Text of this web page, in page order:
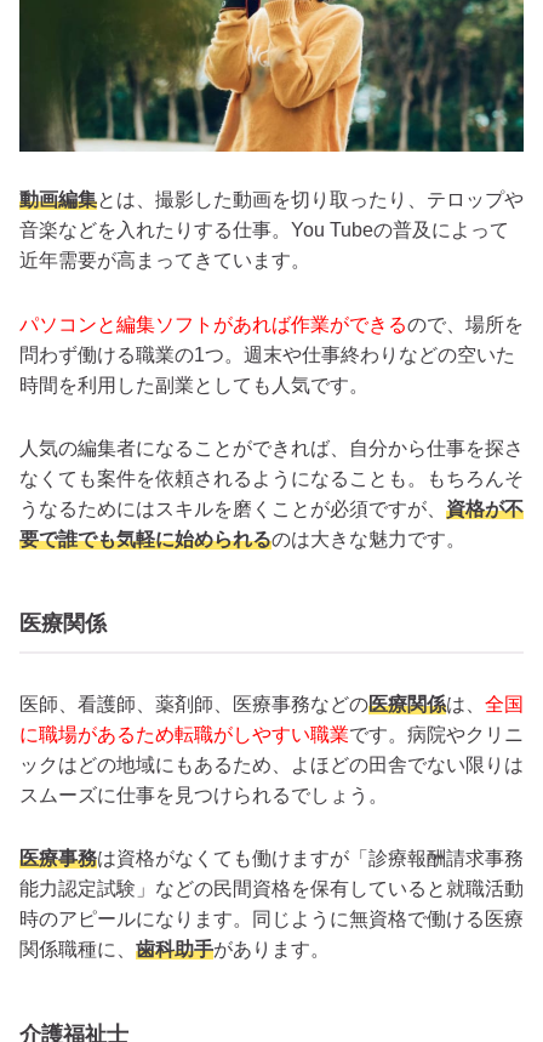
動画編集とは、撮影した動画を切り取ったり、テロップや
音楽などを入れたりする仕事。You Tubeの普及によって
近年需要が高まってきています。
パソコンと編集ソフトがあれば作業ができるので、場所を
問わず働ける職業の1つ。週末や仕事終わりなどの空いた
時間を利用した副業としても人気です。
人気の編集者になることができれば、自分から仕事を探さ
なくても案件を依頼されるようになることも。もちろんそ
うなるためにはスキルを磨くことが必須ですが、 資格が不
要で誰でも気軽に始められるのは大きな魅力です。
医療関係
医師、看護師、薬剤師、医療事務などの医療関係は、 全国
に職場があるため転職がしやすい職業です。病院やクリニ
ックはどの地域にもあるため、よほどの田舎でない限りは
スムーズに仕事を見つけられるでしょう。
医療事務は資格がなくても働けますが「診療報酬請求事務
能力認定試験」などの民間資格を保有していると就職活動
時のアピールになります。同じように無資格で働ける医療
関係職種に、 歯科助手があります。
介護福祉士